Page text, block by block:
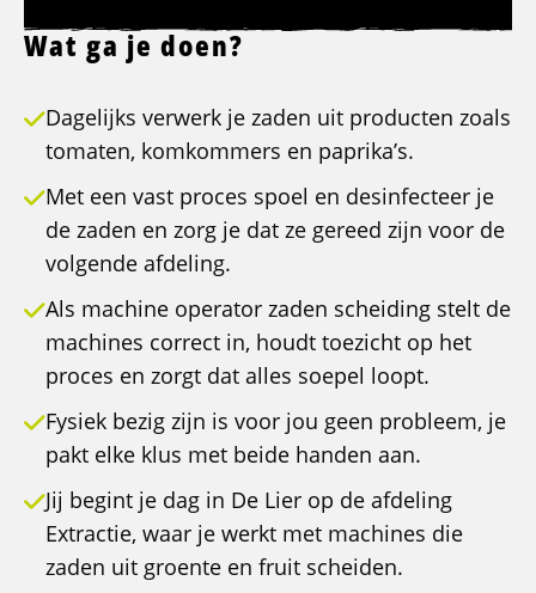
Wat ga je doen?
Dagelijks verwerk je zaden uit producten zoals
tomaten, komkommers en paprika’s.
Met een vast proces spoel en desinfecteer je
de zaden en zorg je dat ze gereed zijn voor de
volgende afdeling.
Als machine operator zaden scheiding stelt de
machines correct in, houdt toezicht op het
proces en zorgt dat alles soepel loopt.
Fysiek bezig zijn is voor jou geen probleem, je
pakt elke klus met beide handen aan.
Jij begint je dag in De Lier op de afdeling
Extractie, waar je werkt met machines die
zaden uit groente en fruit scheiden.